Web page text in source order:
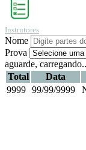
Instrutores
Nome
Prova
aguarde,
Total
Data
9999 99/99/9999